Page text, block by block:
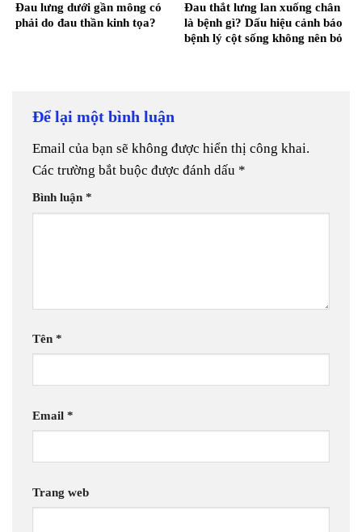
Đau lưng dưới gần mông có
phải do đau thần kinh tọa?
Đau thắt lưng lan xuống chân
là bệnh gì? Dấu hiệu cảnh báo
bệnh lý cột sống không nên bỏ
Để lại một bình luận
Email của bạn sẽ không được hiển thị công khai.
Các trường bắt buộc được đánh dấu *
Bình luận *
Tên *
Email *
Trang web